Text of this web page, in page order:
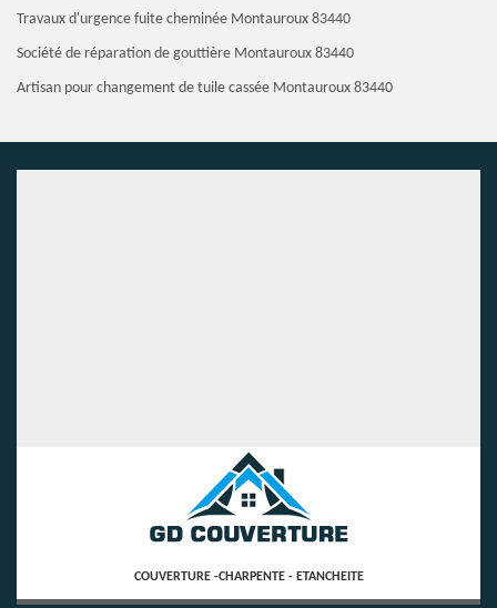
Travaux d'urgence fuite cheminée Montauroux 83440
Société de réparation de gouttière Montauroux 83440
Artisan pour changement de tuile cassée Montauroux 83440
COUVERTURE -CHARPENTE - ETANCHEITE